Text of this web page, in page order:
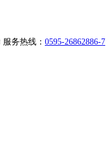
服务热线： 0595-26862886-7